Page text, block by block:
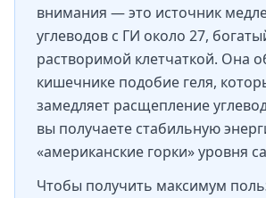
внимания — это источник
углеводов с ГИ около 27,
растворимой клетчаткой. Она
кишечнике подобие геля,
замедляет расщепление
вы получаете стабильную
«американские горки» уровня
Чтобы получить максимум